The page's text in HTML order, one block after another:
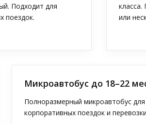
Подходит для
поездок.
или
Микроавтобус до 18–22
Полноразмерный микроавтобус для
корпоративных поездок и